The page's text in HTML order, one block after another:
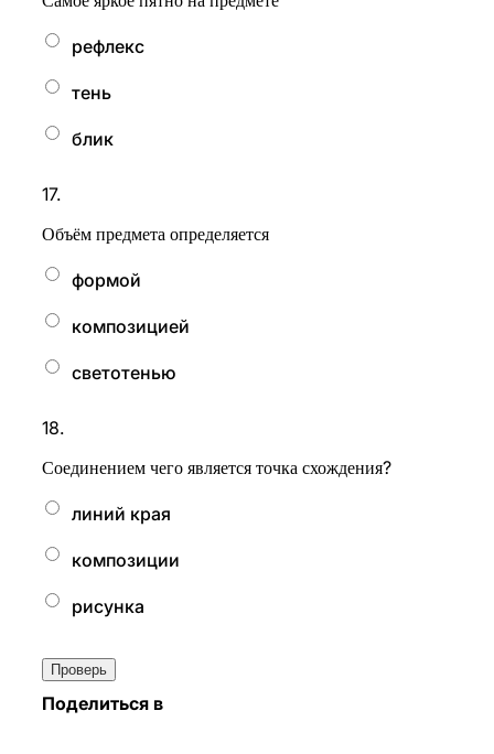
рефлекс
тень
блик
17.
Объём предмета определяется
формой
композицией
светотенью
18.
Соединением чего является точка схождения?
линий края
композиции
рисунка
Поделиться в